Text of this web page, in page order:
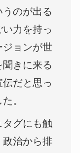
のが出る
力を持っ
ジョンが世
きに来る
だと思っ
。
グにも触
政治から排